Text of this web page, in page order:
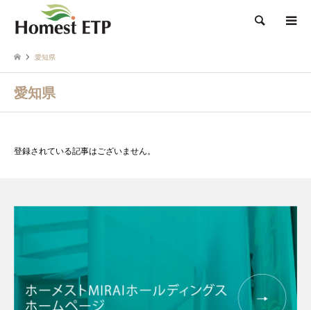
検索
愛知県
愛知県
登録されている記事はございません。